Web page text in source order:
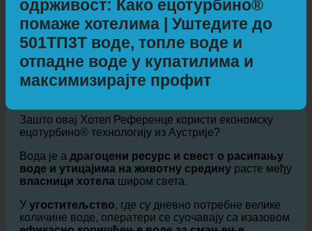
Хотел и вода + енергетска
одрживост: Како ецотурбино®
помаже хотелима | Уштедите до
501ТП3Т воде, топле воде и
отпадне воде у купатилима и
максимизирајте профит
Зашто овај Хотел Референце користи економску
ецотурбино® технологију из Аустрије?
Вода је адрагоцени ресурс и свест о расипању
воде и утицајима на животну срединурасте међу
власници хотелаширом света.